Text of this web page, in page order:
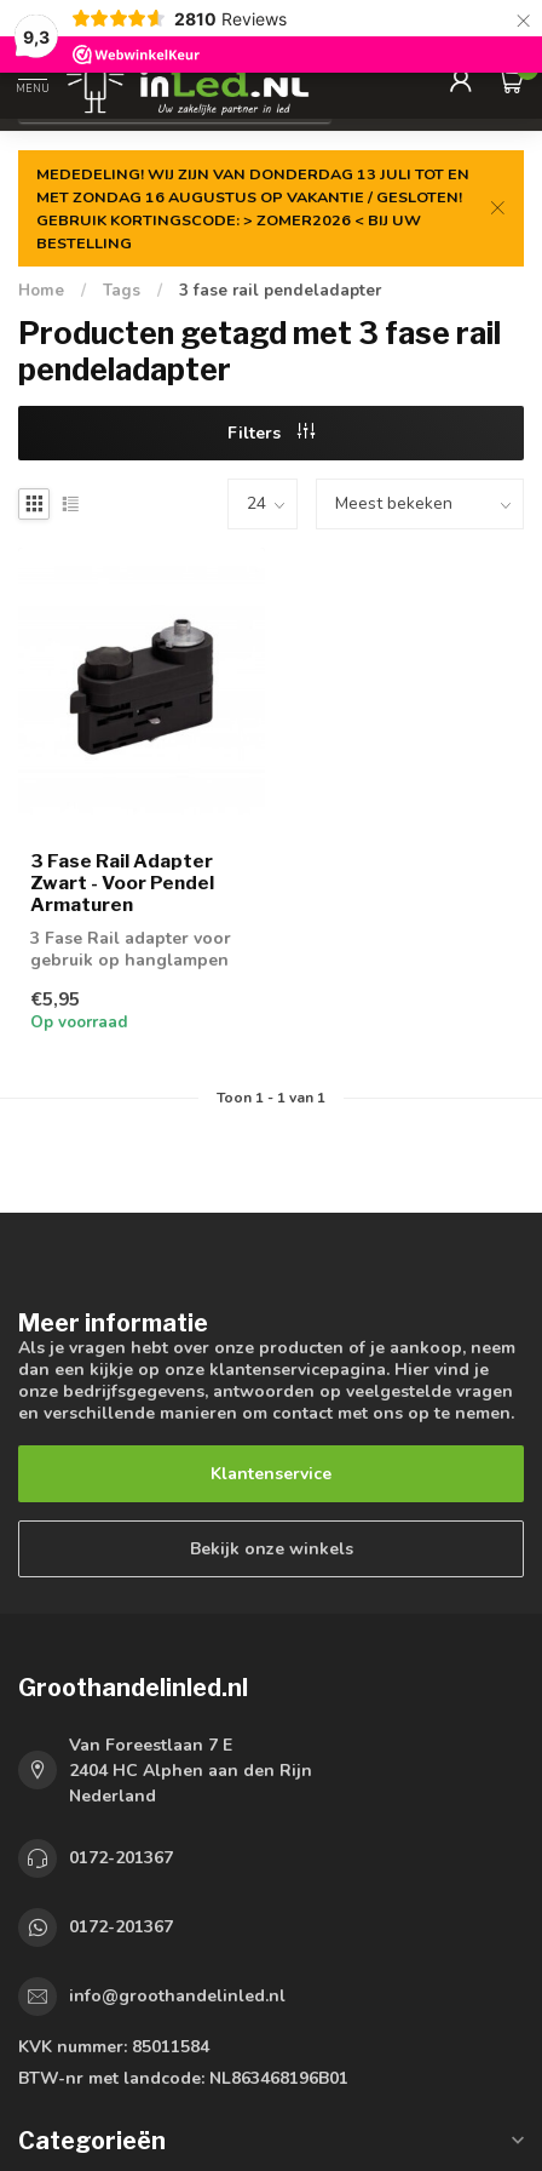
9,3
2810 Reviews ×
Gegarandeerde delaagste prijs
MENU
0
MEDEDELING! WIJ ZIJN VAN DONDERDAG 13 JULI TOT EN
MET ZONDAG 16 AUGUSTUS OP VAKANTIE / GESLOTEN!
GEBRUIK KORTINGSCODE: > ZOMER2026 < BIJ UW
BESTELLING
Home / Tags / 3 fase rail pendeladapter
Producten getagd met 3 fase rail
pendeladapter
Filters
3 Fase Rail Adapter
Zwart - Voor Pendel
Armaturen
3 Fase Rail adapter voor
gebruik op hanglampen
€5,95
Op voorraad
Toon 1- 1van 1
Meer informatie
Als je vragen hebt over onze producten of je aankoop, neem
dan een kijkje op onze klantenservicepagina. Hier vind je
onze bedrijfsgegevens, antwoorden op veelgestelde vragen
en verschillende manieren om contact met ons op te nemen.
Klantenservice
Bekijk onze winkels
Groothandelinled.nl
Van Foreestlaan 7 E
2404 HC Alphen aan den Rijn
Nederland
0172-201367
0172-201367
info@groothandelinled.nl
KVK nummer: 85011584
BTW-nr met landcode: NL863468196B01
Categorieën